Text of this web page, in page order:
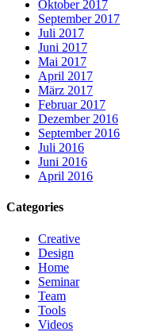
Oktober 2017
September 2017
Juli 2017
Juni 2017
Mai 2017
April 2017
März 2017
Februar 2017
Dezember 2016
September 2016
Juli 2016
Juni 2016
April 2016
Categories
Creative
Design
Home
Seminar
Team
Tools
Videos